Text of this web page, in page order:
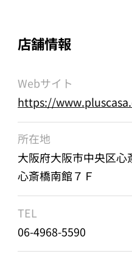
店舗情報
Webサイト
https://
所在地
大阪府大阪市中央区
心斎橋南館７Ｆ
TEL
06-4968-5590